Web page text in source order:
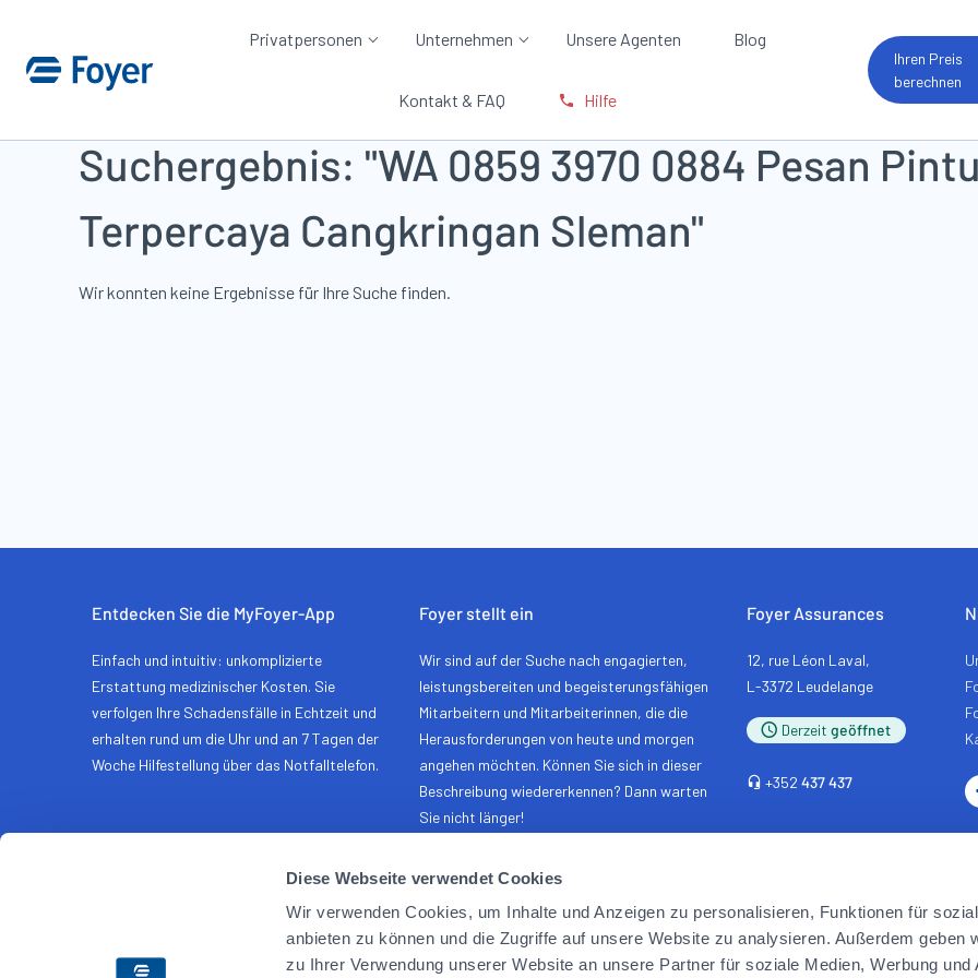
Diese Webseite verwendet Cookies
Wir verwenden Cookies, um Inhalte und Anzeigen zu personalisieren, Funktionen für
anbieten zu können und die Zugriffe auf unsere Website zu analysieren. Außerdem geben
zu Ihrer Verwendung unserer Website an unsere Partner für soziale Medien, Werbung und
Zum Inhalt springen
Privatpersonen Unternehmen Unsere Agenten Blog
Kontakt & FAQ Hilfe
Ihren Preis
berechnen
Suchergebnis: "WA 0859 3970 0884 Pesan
Terpercaya Cangkringan Sleman"
Wir konnten keine Ergebnisse für Ihre Suche finden.
Entdecken Sie die MyFoyer-App
Einfach und intuitiv: unkomplizierte
Erstattung medizinischer Kosten. Sie
verfolgen Ihre Schadensfälle in Echtzeit und
erhalten rund um die Uhr und an 7 Tagen der
Woche Hilfestellung über das Notfalltelefon.
Foyer stellt ein
Wir sind auf der Suche nach engagierten,
leistungsbereiten und begeisterungsfähigen
Mitarbeitern und Mitarbeiterinnen, die die
Herausforderungen von heute und morgen
angehen möchten. Können Sie sich in dieser
Beschreibung wiedererkennen? Dann warten
Sie nicht länger!
Foyer Assurances
12, rue Léon Laval,
L-3372 Leudelange
Derzeit geöffnet
+352 437 437
Sitemap Privatsphäre